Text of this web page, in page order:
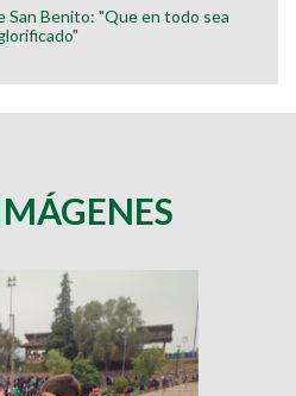
San Benito: "Que en todo sea